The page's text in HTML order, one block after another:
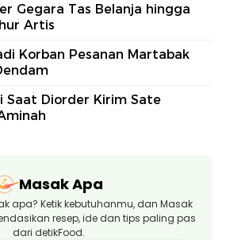
Gegara Tas Belanja hingga
Artis
Korban Pesanan Martabak
Saat Diorder Kirim Sate
Masak Apa
apa? Ketik kebutuhanmu, dan Masak
resep, ide dan tips paling pas
dari detikFood.